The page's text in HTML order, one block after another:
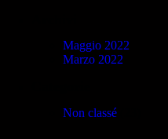
Maggio 2022
Marzo 2022
Non classé